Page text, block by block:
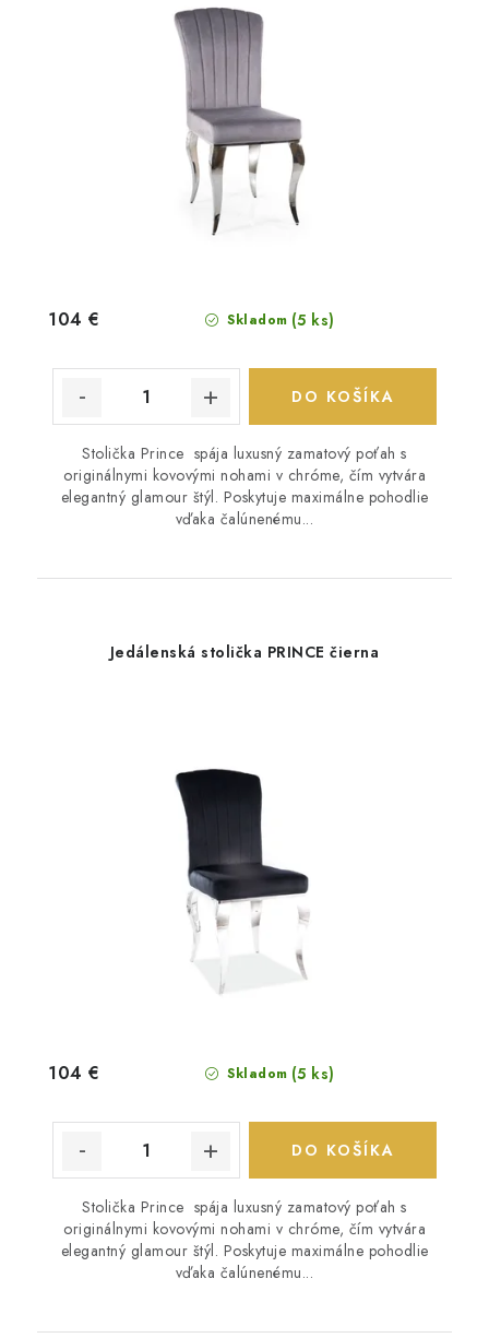
Skladom (5 ks)
104 €
DO KOŠÍKA
Stolička Prince spája luxusný zamatový poťah s
originálnymi kovovými nohami v chróme, čím vytvára
elegantný glamour štýl. Poskytuje maximálne pohodlie
vďaka čalúnenému...
Jedálenská stolička PRINCE čierna
Skladom (5 ks)
104 €
DO KOŠÍKA
Stolička Prince spája luxusný zamatový poťah s
originálnymi kovovými nohami v chróme, čím vytvára
elegantný glamour štýl. Poskytuje maximálne pohodlie
vďaka čalúnenému...